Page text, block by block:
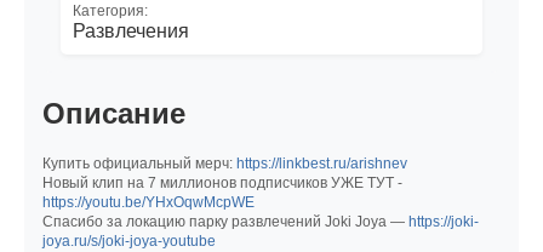
Категория:
Развлечения
Описание
Купить официальный мерч: https://linkbest.ru/arishnev
Новый клип на 7 миллионов подписчиков УЖЕ ТУТ -
https://youtu.be/YHxOqwMcpWE
Спасибо за локацию парку развлечений Joki Joya — https://joki-
joya.ru/s/joki-joya-youtube